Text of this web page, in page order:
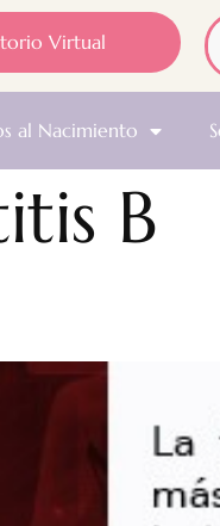
Virtual
al Nacimiento
B